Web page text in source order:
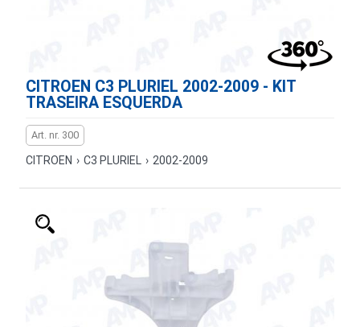
CITROEN C3 PLURIEL 2002-2009 - KIT
TRASEIRA ESQUERDA
Art. nr. 300
CITROEN › C3 PLURIEL › 2002-2009